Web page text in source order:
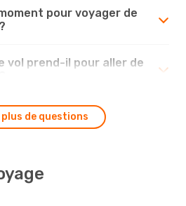
pour voyager de
vol prend-il pour aller de
de questions